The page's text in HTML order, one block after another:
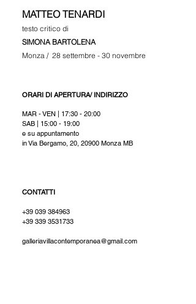
MATTEO TENARDI
testo critico di
SIMONA BARTOLENA
Monza / 28 settembre - 30 novembre
ORARI DI APERTURA/ INDIRIZZO
MAR - VEN | 17:30 - 20:00
SAB | 15:00 - 19:00
e su appuntamento
in Via Bergamo, 20, 20900 Monza MB
CONTATTI
+39 039 384963
+39 339 3531733
galleriavillacontemporanea@gmail.com